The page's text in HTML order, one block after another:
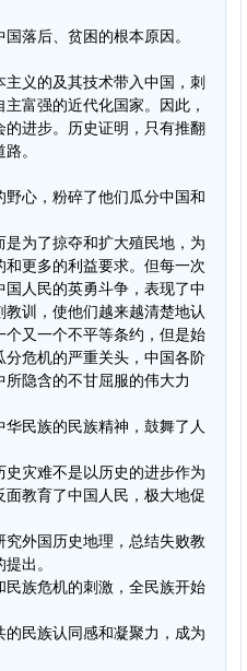
落后、贫困的根本原因。
义的及其技术带入中国，刺
富强的近代化国家。因此，
进步。历史证明，只有推翻
。
心，粉碎了他们瓜分中国和
为了掠夺和扩大殖民地，为
更多的利益要求。但每一次
人民的英勇斗争，表现了中
训，使他们越来越清楚地认
又一个不平等条约，但是始
危机的严重关头，中国各阶
隐含的不甘屈服的伟大力
民族的民族精神，鼓舞了人
灾难不是以历史的进步作为
教育了中国人民，极大地促
外国历史地理，总结失败教
出。
族危机的刺激，全民族开始
民族认同感和凝聚力，成为